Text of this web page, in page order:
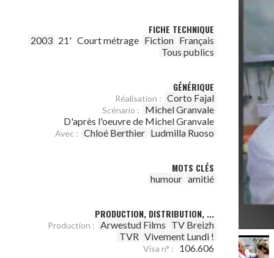
FICHE TECHNIQUE
2003 21' Court métrage Fiction Français
Tous publics
GÉNÉRIQUE
Réalisation : Corto Fajal
Scénario :
Michel Granvale
D'après l'oeuvre de Michel Granvale
Avec : Chloé Berthier Ludmilla Ruoso
MOTS CLÉS
humour amitié
PRODUCTION, DISTRIBUTION, ...
Production : Arwestud Films TV Breizh
TVR Vivement Lundi !
Visa n° : 106.606